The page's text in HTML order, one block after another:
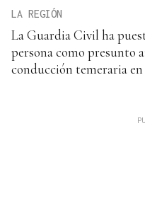
LA REGIÓN
La Guardia Civil ha
persona como presunto
conducción temeraria